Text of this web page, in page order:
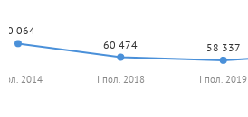
70 064
60 474 58 337
2014 I пол. 2018 I пол. 2019